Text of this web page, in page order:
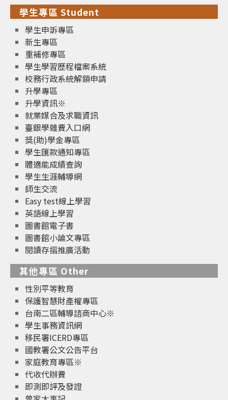
學生專區 Student
學生申訴專區
新生專區
重補修專區
學生學習歷程檔案系統
校務行政系統解鎖申請
升學專區
升學資訊※
就業媒合及求職資訊
臺銀學雜費入口網
獎(助)學金專區
學生匯款通知專區
體適能成績查詢
學生生涯輔導網
師生交流
Easy test線上學習
英語線上學習
圖書館電子書
圖書館小論文專區
閱讀存摺推廣活動
其他專區 Other
性別平等教育
保護智慧財產權專區
台南二區輔導諮商中心※
學生事務資訊網
移民署ICERD專區
國教署公文公告平台
家庭教育專區※
代收代辦費
即測即評及發證